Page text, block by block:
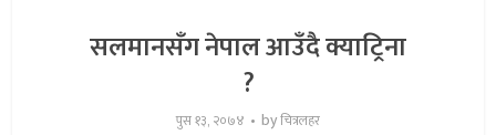
सलमानसँग नेपाल आउँदै क्याट्रिना
?
पुस १३, २०७४ byचित्रलहर